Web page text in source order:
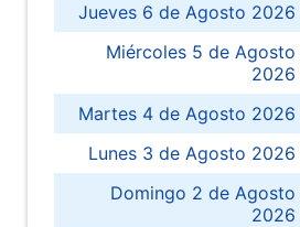
Jueves 6 de Agosto 2026
Miércoles 5 de Agosto
2026
Martes 4 de Agosto 2026
Lunes 3 de Agosto 2026
Domingo 2 de Agosto
2026